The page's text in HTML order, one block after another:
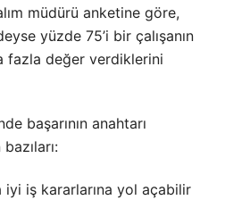
müdürü anketine göre,
yüzde 75’i bir çalışanın
fazla değer verdiklerini
başarının anahtarı
iyi iş kararlarına yol açabilir